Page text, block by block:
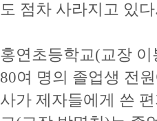
도 점차 사라지고 있
홍연초등학교(교장
80여 명의 졸업생 전
사가 제자들에게 쓴